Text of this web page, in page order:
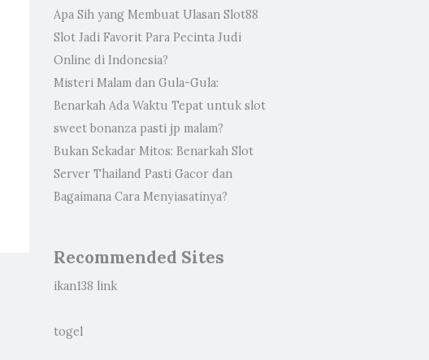
Apa Sih yang Membuat Ulasan Slot88
Slot Jadi Favorit Para Pecinta Judi
Online di Indonesia?
Misteri Malam dan Gula-Gula:
Benarkah Ada Waktu Tepat untuk slot
sweet bonanza pasti jp malam?
Bukan Sekadar Mitos: Benarkah Slot
Server Thailand Pasti Gacor dan
Bagaimana Cara Menyiasatinya?
Recommended Sites
ikan138 link
togel